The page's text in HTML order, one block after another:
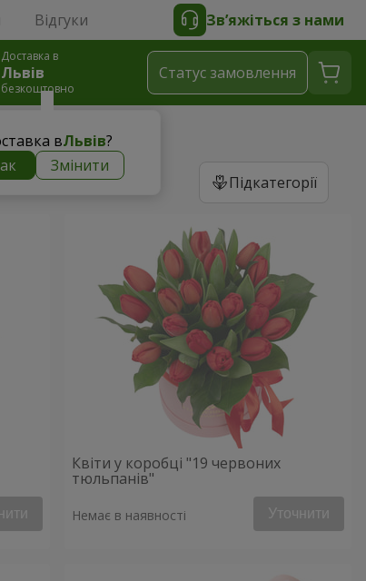
Відгуки Зв’яжіться з нами
Доставка в
Львів
безкоштовно
вЛьвів?
Змінити
Статус замовлення
Підкатегорії
Квіти у коробці "19 червоних
тюльпанів"
Немає в наявності Уточнити